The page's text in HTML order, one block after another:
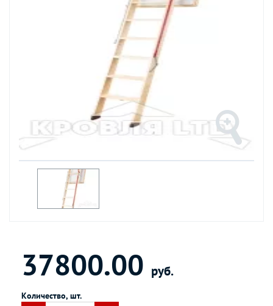
37800.00 руб.
Количество, шт.